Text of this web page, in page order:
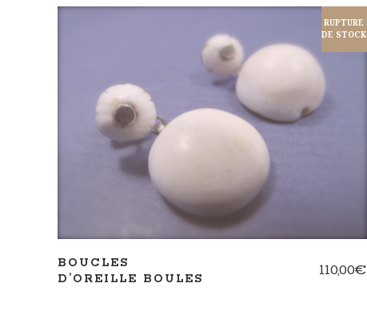
RUPTURE
DE STOCK
LIRE LA SUITE
BOUCLES
D’OREILLE BOULES
110,00€